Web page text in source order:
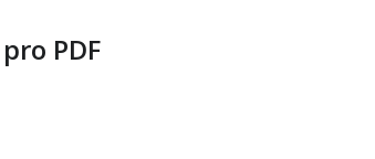
PDF